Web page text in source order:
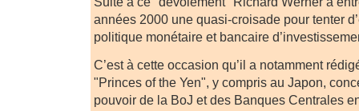
années 2000 une quasi-croisade pour tenter
politique monétaire et bancaire
C’est à cette occasion qu’il a notamment
"Princes of the Yen", y compris au Japon,
pouvoir de la BoJ et des Banques Centrales